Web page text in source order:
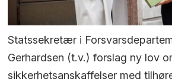
Statssekretær i
Gerhardsen (t.v.) forslag ny lov
sikkerhetsanskaffelser med